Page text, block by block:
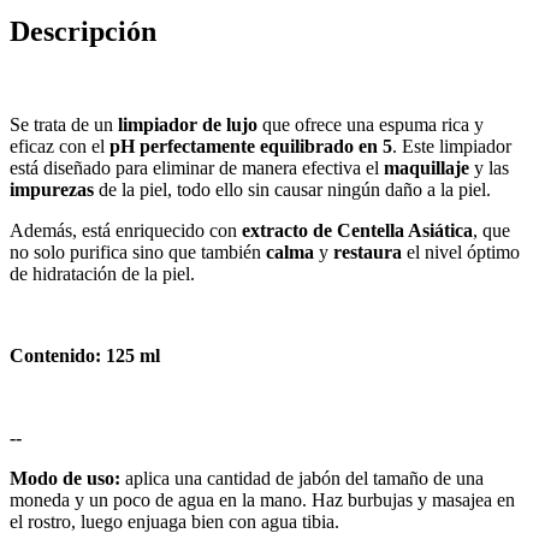
Descripción
Se trata de un limpiador de lujo que ofrece una espuma rica y
eficaz con el pH perfectamente equilibrado en 5. Este limpiador
está diseñado para eliminar de manera efectiva el maquillaje y las
impurezas de la piel, todo ello sin causar ningún daño a la piel.
Además, está enriquecido con extracto de Centella Asiática, que
no solo purifica sino que también calma y restaura el nivel óptimo
de hidratación de la piel.
Contenido: 125 ml
--
Modo de uso: aplica una cantidad de jabón del tamaño de una
moneda y un poco de agua en la mano. Haz burbujas y masajea en
el rostro, luego enjuaga bien con agua tibia.